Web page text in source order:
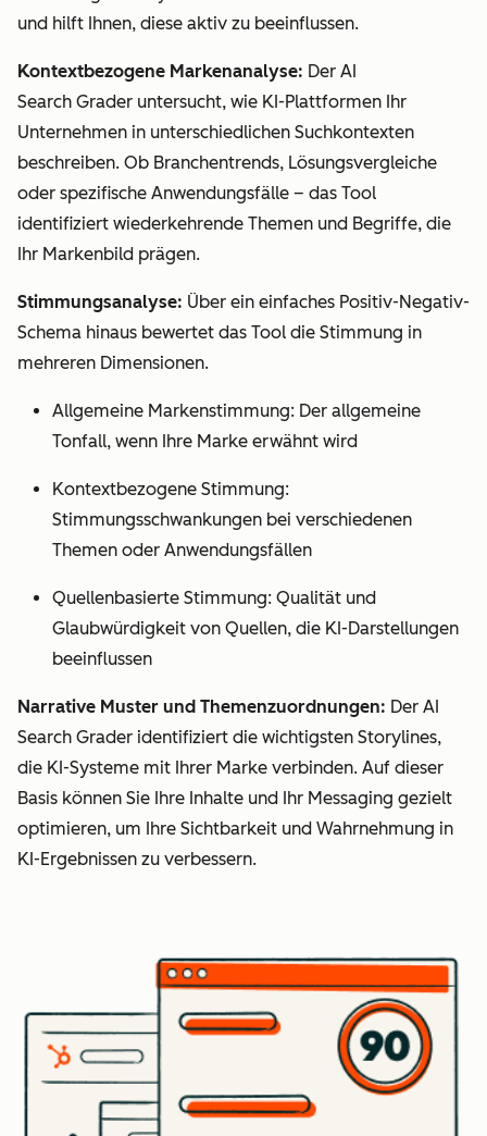
und hilft Ihnen, diese aktiv zu beeinflussen.
Kontextbezogene Markenanalyse: Der AI
Search Grader untersucht, wie KI-Plattformen Ihr
Unternehmen in unterschiedlichen Suchkontexten
beschreiben. Ob Branchentrends, Lösungsvergleiche
oder spezifische Anwendungsfälle – das Tool
identifiziert wiederkehrende Themen und Begriffe, die
Ihr Markenbild prägen.
Stimmungsanalyse: Über ein einfaches Positiv-Negativ-
Schema hinaus bewertet das Tool die Stimmung in
mehreren Dimensionen.
Allgemeine Markenstimmung: Der allgemeine
Tonfall, wenn Ihre Marke erwähnt wird
Kontextbezogene Stimmung:
Stimmungsschwankungen bei verschiedenen
Themen oder Anwendungsfällen
Quellenbasierte Stimmung: Qualität und
Glaubwürdigkeit von Quellen, die KI-Darstellungen
beeinflussen
Narrative Muster und Themenzuordnungen: Der AI
Search Grader identifiziert die wichtigsten Storylines,
die KI-Systeme mit Ihrer Marke verbinden. Auf dieser
Basis können Sie Ihre Inhalte und Ihr Messaging gezielt
optimieren, um Ihre Sichtbarkeit und Wahrnehmung in
KI-Ergebnissen zu verbessern.